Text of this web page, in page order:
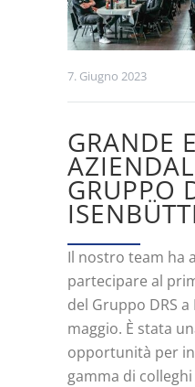
7. Giugno 2023
GRANDE
GRUPPO
Il nostro team ha
partecipare al
del Gruppo DRS
maggio. È stata
opportunità per
gamma di